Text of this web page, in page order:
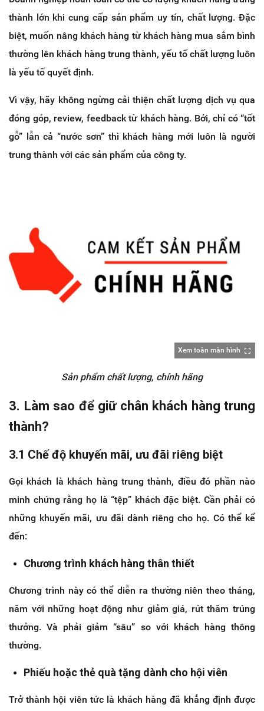
thành lớn khi cung cấp sản phẩm uy tín, chất lượng. Đặc
biệt, muốn nâng khách hàng từ khách hàng mua sắm bình
thường lên khách hàng trung thành, yếu tố chất lượng luôn
là yếu tố quyết định.
Vì vậy, hãy không ngừng cải thiện chất lượng dịch vụ qua
đóng góp, review, feedback từ khách hàng. Bởi, chỉ có “tốt
gỗ” lẫn cả “nước sơn” thì khách hàng mới luôn là người
trung thành với các sản phẩm của công ty.
Xem toàn màn hình
Sản phẩm chất lượng, chính hãng
3. Làm sao để giữ chân khách hàng trung
thành?
3.1 Chế độ khuyến mãi, ưu đãi riêng biệt
Gọi khách là khách hàng trung thành, điều đó phần nào
minh chứng rằng họ là “tệp” khách đặc biệt. Cần phải có
những khuyến mãi, ưu đãi dành riêng cho họ. Có thể kể
đến:
Chương trình khách hàng thân thiết
Chương trình này có thể diễn ra thường niên theo tháng,
năm với những hoạt động như giảm giá, rút thăm trúng
thưởng. Và phải giảm “sâu” so với khách hàng thông
thường.
Phiếu hoặc thẻ quà tặng dành cho hội viên
Trở thành hội viên tức là khách hàng đã khẳng định được